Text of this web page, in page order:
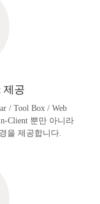
제공
/ Tool Box / Web
Client 뿐만 아니라
을 제공합니다.